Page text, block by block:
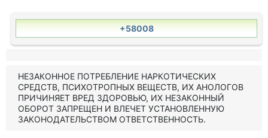
+58008
НЕЗАКОННОЕ ПОТРЕБЛЕНИЕ НАРКОТИЧЕСКИХ
СРЕДСТВ, ПСИХОТРОПНЫХ ВЕЩЕСТВ, ИХ АНОЛОГОВ
ПРИЧИНЯЕТ ВРЕД ЗДОРОВЬЮ, ИХ НЕЗАКОННЫЙ
ОБОРОТ ЗАПРЕЩЕН И ВЛЕЧЕТ УСТАНОВЛЕННУЮ
ЗАКОНОДАТЕЛЬСТВОМ ОТВЕТСТВЕННОСТЬ.